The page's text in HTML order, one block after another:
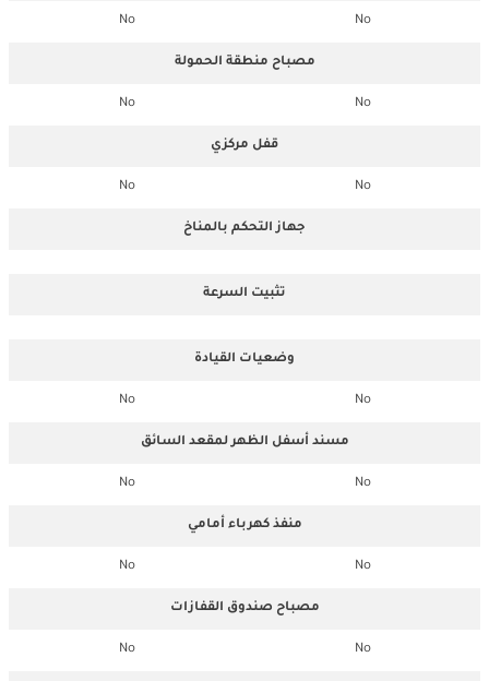
No
No
مصباح منطقة الحمولة
No
No
قفل مركزي
No
No
جهاز التحكم بالمناخ
تثبيت السرعة
وضعيات القيادة
No
No
مسند أسفل الظهر لمقعد السائق
No
No
منفذ كهرباء أمامي
No
No
مصباح صندوق القفازات
No
No